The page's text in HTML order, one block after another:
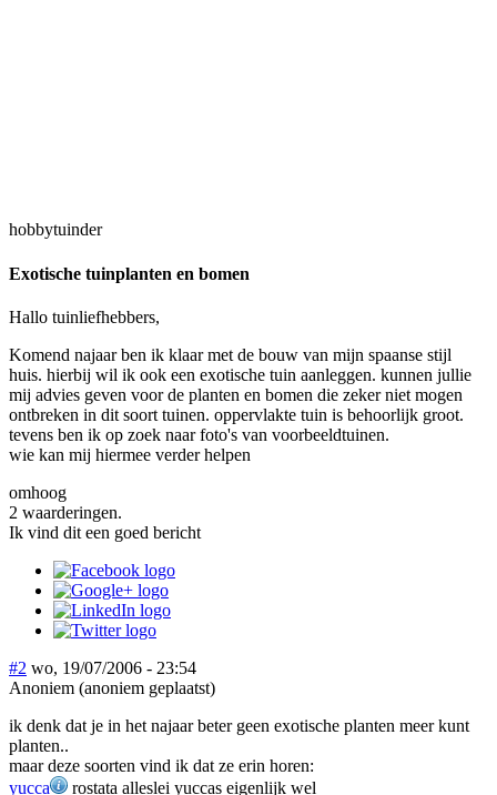
hobbytuinder
Exotische tuinplanten en bomen
Hallo tuinliefhebbers,
Komend najaar ben ik klaar met de bouw van mijn spaanse stijl
huis. hierbij wil ik ook een exotische tuin aanleggen. kunnen jullie
mij advies geven voor de planten en bomen die zeker niet mogen
ontbreken in dit soort tuinen. oppervlakte tuin is behoorlijk groot.
tevens ben ik op zoek naar foto's van voorbeeldtuinen.
wie kan mij hiermee verder helpen
omhoog
2 waarderingen.
Ik vind dit een goed bericht
#2 wo, 19/07/2006 - 23:54
Anoniem (anoniem geplaatst)
ik denk dat je in het najaar beter geen exotische planten meer kunt
planten..
maar deze soorten vind ik dat ze erin horen:
yucca
rostata alleslei yuccas eigenlijk wel